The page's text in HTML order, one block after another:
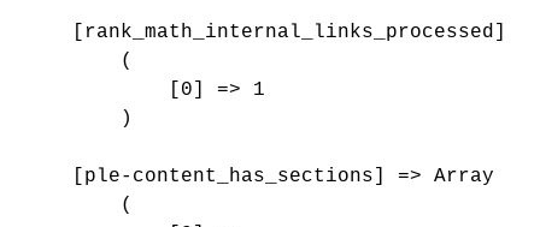
[rank_math_internal_links_processed]
        (
            [0] => 1
        )
    [ple-content_has_sections] => Array
        (